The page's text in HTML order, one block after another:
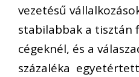
vezetésű
stabilabbak a tisztán
cégeknél, és a
százaléka